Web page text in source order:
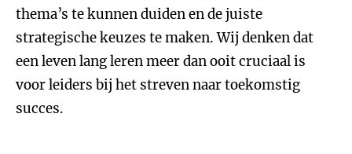
thema’s te kunnen duiden en de juiste
strategische keuzes te maken. Wij denken dat
een leven lang leren meer dan ooit cruciaal is
voor leiders bij het streven naar toekomstig
succes.